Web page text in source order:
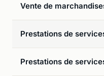
Vente de
Prestations de
Prestations de